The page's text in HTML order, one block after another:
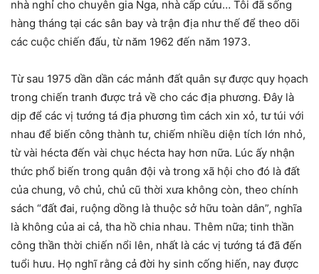
nhà nghỉ cho chuyên gia Nga, nhà cấp cứu… Tôi đã sống
hàng tháng tại các sân bay và trận địa như thế để theo dõi
các cuộc chiến đấu, từ năm 1962 đến năm 1973.
Từ sau 1975 dần dần các mảnh đất quân sự được quy họach
trong chiến tranh được trả về cho các địa phương. Đây là
dịp để các vị tướng tá địa phương tìm cách xin xỏ, tư túi với
nhau để biến công thành tư, chiếm nhiều diện tích lớn nhỏ,
từ vài hécta đến vài chục hécta hay hơn nữa. Lúc ấy nhận
thức phổ biến trong quân đội và trong xã hội cho đó là đất
của chung, vô chủ, chủ cũ thời xưa không còn, theo chính
sách “đất đai, ruộng dồng là thuộc sở hữu toàn dân”, nghĩa
là không của ai cả, tha hồ chia nhau. Thêm nữa; tinh thần
công thần thời chiến nổi lên, nhất là các vị tướng tá đã đến
tuổi hưu. Họ nghĩ rằng cả đời hy sinh cống hiến, nay được